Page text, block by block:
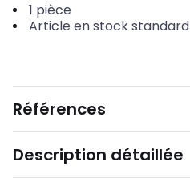
1 pièce
Article en stock standard
Références
Description détaillée